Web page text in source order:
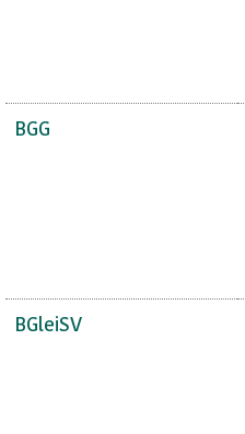
BGG
BGleiSV